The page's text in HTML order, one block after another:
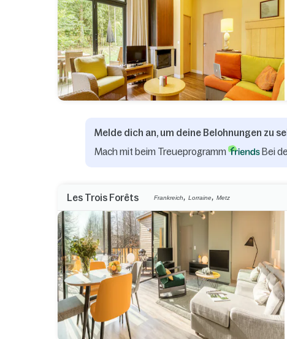
Melde dich an, um deine Belohnungen zu
Mach mit beim Treueprogramm
Bei
Les Trois Forêts Frankreich,Lorraine,Metz